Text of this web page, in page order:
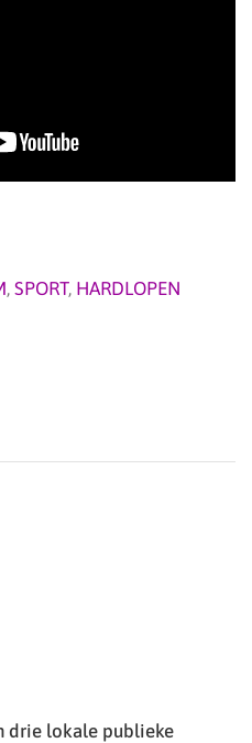
, SPORT, HARDLOPEN
drie lokale publieke